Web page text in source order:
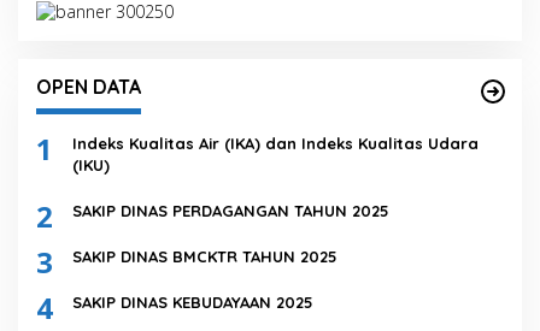
OPEN DATA
1
Indeks Kualitas Air (IKA) dan Indeks Kualitas Udara
(IKU)
2 SAKIP DINAS PERDAGANGAN TAHUN 2025
3 SAKIP DINAS BMCKTR TAHUN 2025
4 SAKIP DINAS KEBUDAYAAN 2025